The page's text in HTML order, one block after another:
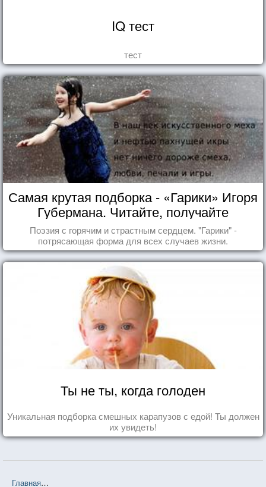
IQ тест
тест
Самая крутая подборка - «Гарики» Игоря
Губермана. Читайте, получайте
удовольствие!
Поэзия с горячим и страстным сердцем. "Гарики" -
потрясающая форма для всех случаев жизни.
Ты не ты, когда голоден
Уникальная подборка смешных карапузов с едой! Ты должен
их увидеть!
Главная